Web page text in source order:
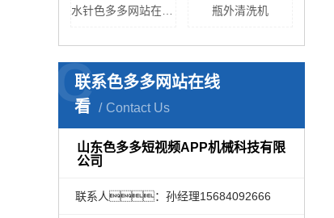
瓶外清洗机
联系色多多网站在线
看
Contact Us
C
山东色多多短视频APP机械科技有限
公司
联系人：孙经理15684092666